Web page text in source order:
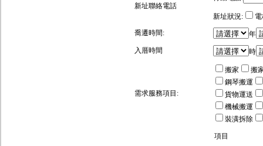
新址聯絡電話
新址狀況:
喬遷時間:
年
入厝時間
時
需求服務項目:
搬家
搬
鋼琴搬運
貨物運送
機械搬運
裝潢拆除
項目